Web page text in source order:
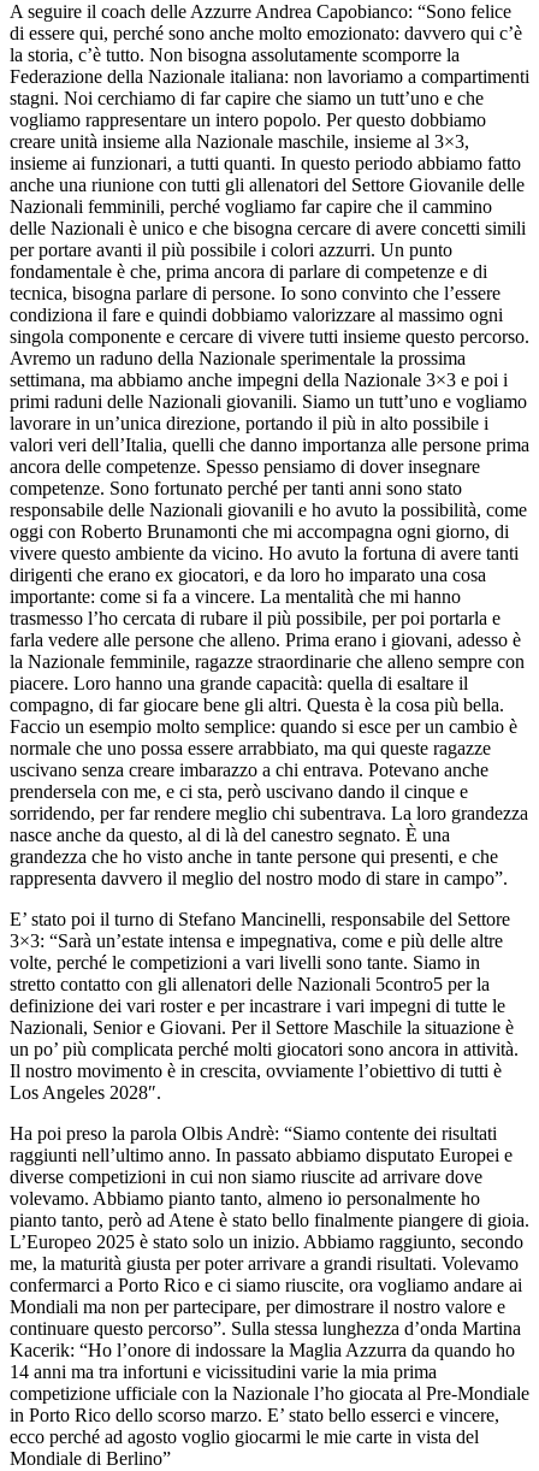
A seguire il coach delle Azzurre Andrea Capobianco: “Sono felice
di essere qui, perché sono anche molto emozionato: davvero qui c’è
la storia, c’è tutto. Non bisogna assolutamente scomporre la
Federazione della Nazionale italiana: non lavoriamo a compartimenti
stagni. Noi cerchiamo di far capire che siamo un tutt’uno e che
vogliamo rappresentare un intero popolo. Per questo dobbiamo
creare unità insieme alla Nazionale maschile, insieme al 3×3,
insieme ai funzionari, a tutti quanti. In questo periodo abbiamo fatto
anche una riunione con tutti gli allenatori del Settore Giovanile delle
Nazionali femminili, perché vogliamo far capire che il cammino
delle Nazionali è unico e che bisogna cercare di avere concetti simili
per portare avanti il più possibile i colori azzurri. Un punto
fondamentale è che, prima ancora di parlare di competenze e di
tecnica, bisogna parlare di persone. Io sono convinto che l’essere
condiziona il fare e quindi dobbiamo valorizzare al massimo ogni
singola componente e cercare di vivere tutti insieme questo percorso.
Avremo un raduno della Nazionale sperimentale la prossima
settimana, ma abbiamo anche impegni della Nazionale 3×3 e poi i
primi raduni delle Nazionali giovanili. Siamo un tutt’uno e vogliamo
lavorare in un’unica direzione, portando il più in alto possibile i
valori veri dell’Italia, quelli che danno importanza alle persone prima
ancora delle competenze. Spesso pensiamo di dover insegnare
competenze. Sono fortunato perché per tanti anni sono stato
responsabile delle Nazionali giovanili e ho avuto la possibilità, come
oggi con Roberto Brunamonti che mi accompagna ogni giorno, di
vivere questo ambiente da vicino. Ho avuto la fortuna di avere tanti
dirigenti che erano ex giocatori, e da loro ho imparato una cosa
importante: come si fa a vincere. La mentalità che mi hanno
trasmesso l’ho cercata di rubare il più possibile, per poi portarla e
farla vedere alle persone che alleno. Prima erano i giovani, adesso è
la Nazionale femminile, ragazze straordinarie che alleno sempre con
piacere. Loro hanno una grande capacità: quella di esaltare il
compagno, di far giocare bene gli altri. Questa è la cosa più bella.
Faccio un esempio molto semplice: quando si esce per un cambio è
normale che uno possa essere arrabbiato, ma qui queste ragazze
uscivano senza creare imbarazzo a chi entrava. Potevano anche
prendersela con me, e ci sta, però uscivano dando il cinque e
sorridendo, per far rendere meglio chi subentrava. La loro grandezza
nasce anche da questo, al di là del canestro segnato. È una
grandezza che ho visto anche in tante persone qui presenti, e che
rappresenta davvero il meglio del nostro modo di stare in campo”.
E’ stato poi il turno di Stefano Mancinelli, responsabile del Settore
3×3: “Sarà un’estate intensa e impegnativa, come e più delle altre
volte, perché le competizioni a vari livelli sono tante. Siamo in
stretto contatto con gli allenatori delle Nazionali 5contro5 per la
definizione dei vari roster e per incastrare i vari impegni di tutte le
Nazionali, Senior e Giovani. Per il Settore Maschile la situazione è
un po’ più complicata perché molti giocatori sono ancora in attività.
Il nostro movimento è in crescita, ovviamente l’obiettivo di tutti è
Los Angeles 2028″.
Ha poi preso la parola Olbis Andrè: “Siamo contente dei risultati
raggiunti nell’ultimo anno. In passato abbiamo disputato Europei e
diverse competizioni in cui non siamo riuscite ad arrivare dove
volevamo. Abbiamo pianto tanto, almeno io personalmente ho
pianto tanto, però ad Atene è stato bello finalmente piangere di gioia.
L’Europeo 2025 è stato solo un inizio. Abbiamo raggiunto, secondo
me, la maturità giusta per poter arrivare a grandi risultati. Volevamo
confermarci a Porto Rico e ci siamo riuscite, ora vogliamo andare ai
Mondiali ma non per partecipare, per dimostrare il nostro valore e
continuare questo percorso”. Sulla stessa lunghezza d’onda Martina
Kacerik: “Ho l’onore di indossare la Maglia Azzurra da quando ho
14 anni ma tra infortuni e vicissitudini varie la mia prima
competizione ufficiale con la Nazionale l’ho giocata al Pre-Mondiale
in Porto Rico dello scorso marzo. E’ stato bello esserci e vincere,
ecco perché ad agosto voglio giocarmi le mie carte in vista del
Mondiale di Berlino”